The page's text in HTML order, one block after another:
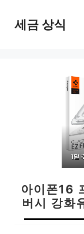
세금 상식
아이폰16
버시 강화